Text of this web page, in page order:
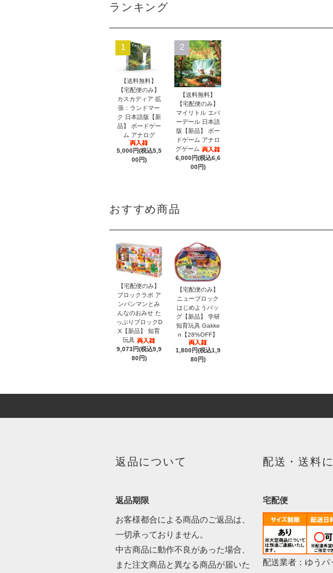
ランキング
1
【送料無料】
【宅配便のみ】
カスカディア 拡
張：ランドマー
ク 日本語版【新
品】 ボードゲー
ム アナログ
5,000円(税込5,5
00円)
2
【送料無料】
【宅配便のみ】
マイリトル エバ
ーデール 日本語
版【新品】 ボー
ドゲーム アナロ
グゲーム
6,000円(税込6,6
00円)
おすすめ商品
【宅配便のみ】
ブロックラボ ア
ンパンマンとみ
んなのおみせ た
っぷりブロックD
X【新品】 知育
玩具
9,073円(税込9,9
80円)
【宅配便のみ】
ニューブロック
はじめようバッ
グ【新品】 学研
知育玩具 Gakke
n【28%OFF】
1,800円(税込1,9
80円)
返品について
返品期限
お客様都合による商品のご返品は、
一切承っておりません。
中古商品に動作不良があった場合、
また注文商品と異なる商品が届いた
配送・送料
宅配便
配送業者：ゆう